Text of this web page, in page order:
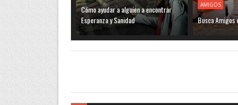
Cómo ayudar a alguien a encontrar
Esperanza y Sanidad
AMIGOS
Busca Amigos